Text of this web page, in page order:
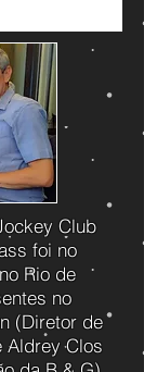
Club
foi no
Rio de
no
(Diretor de
Aldrey Clos